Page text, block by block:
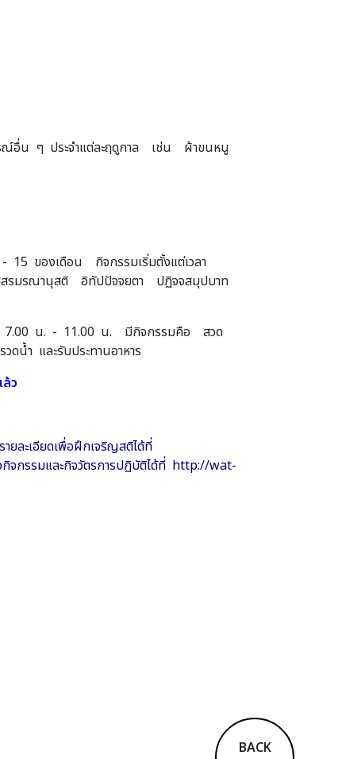
รณ์อื่น ๆ ประจำแต่ละฤดูกาล เช่น ผ้าขนหนู
15 ของเดือน กิจกรรมเริ่มตั้งแต่เวลา
สสรมรณานุสติ อิทัปปัจจยตา ปฏิจจสมุปบาท
ลา 7.00 น. - 11.00 น. มีกิจกรรมคือ สวด
ำ และรับประทานอาหาร
ว
ละเอียดเพื่อฝึกเจริญสติได้ที่
รรมและกิจวัตรการปฏิบัติได้ที่ http://wat-
BACK